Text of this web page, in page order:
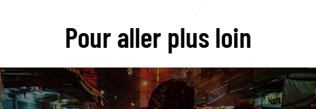
Pour aller plus loin